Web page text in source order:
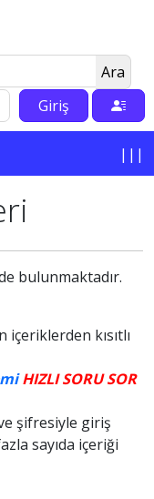
Ara
Giriş
|||
bulunmaktadır.
içeriklerden kısıtlı
HIZLI SORU SOR
şifresiyle giriş
sayıda içeriği